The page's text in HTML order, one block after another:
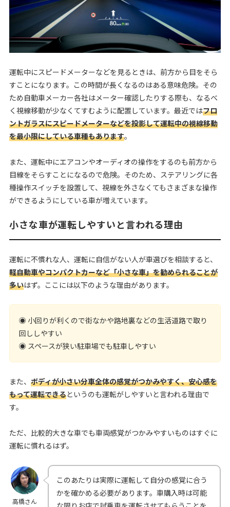
運転中にスピードメーターなどを見るときは、前方から目をそら
すことになります。この時間が長くなるのはある意味危険。その
ため自動車メーカー各社はメーター確認したりする際も、なるべ
く視線移動が少なくてすむように配置しています。最近ではフロ
ントガラスにスピードメーターなどを投影して運転中の視線移動
を最小限にしている車種もあります。
また、運転中にエアコンやオーディオの操作をするのも前方から
目線をそらすことになるので危険。そのため、ステアリングに各
種操作スイッチを設置して、視線を外さなくてもさまざまな操作
ができるようにしている車が増えています。
小さな車が運転しやすいと言われる理由
運転に不慣れな人、運転に自信がない人が車選びを相談すると、
軽自動車やコンパクトカーなど「小さな車」を勧められることが
多いはず。ここには以下のような理由があります。
◉ 小回りが利くので街なかや路地裏などの生活道路で取り
回ししやすい
◉ スペースが狭い駐車場でも駐車しやすい
また、 ボディが小さい分車全体の感覚がつかみやすく、安心感を
もって運転できるというのも運転がしやすいと言われる理由で
す。
ただ、比較的大きな車でも車両感覚がつかみやすいものはすぐに
運転に慣れるはず。
高橋さん
このあたりは実際に運転して自分の感覚に合う
かを確かめる必要があります。車購入時は可能